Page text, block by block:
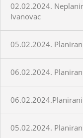
02.02.2024.
Ivanovac
05.02.2024.
06.02.2024.
05.02.2024.